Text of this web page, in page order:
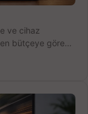
ve cihaz
bütçeye göre